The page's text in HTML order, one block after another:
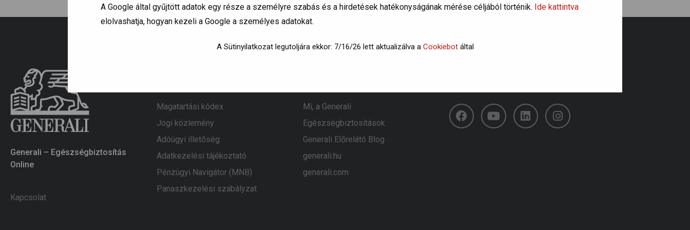
A Google által gyűjtött adatok egy része a személyre szabás és a hirdetések hatékonyságának mérése céljából történik. Ide kattintva
elolvashatja, hogyan kezeli a Google a személyes adatokat.
A Sütinyilatkozat legutoljára ekkor: 7/16/26 lett aktualizálva a Cookiebotáltal
Generali – Egészségbiztosítás
Online
Kapcsolat
Magatartási kódex
Jogi közlemény
Adóügyi illetőség
Adatkezelési tájékoztató
Pénzügyi Navigátor (MNB)
Panaszkezelési szabályzat
Mi, a Generali
Egészségbiztosítások
Generali Előrelátó Blog
generali.hu
generali.com